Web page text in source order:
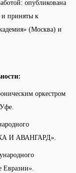
опубликована
и приняты к
(Москва) и
оркестром
И АВАНГАРД».
Евразии».